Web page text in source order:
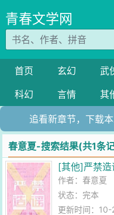
青春文学网
首页 玄幻 武
科幻
言情 其
追看新章节，下载
春意夏-搜索结果(共1条
[其他]严禁造
作者： 春意夏
状态：完本
更新时间：